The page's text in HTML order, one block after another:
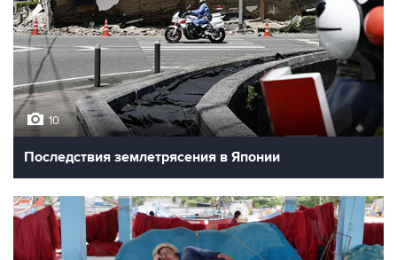
10
Последствия землетрясения в Японии